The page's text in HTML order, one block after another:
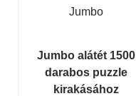
Jumbo
Jumbo alátét 1500
darabos puzzle
kirakásához